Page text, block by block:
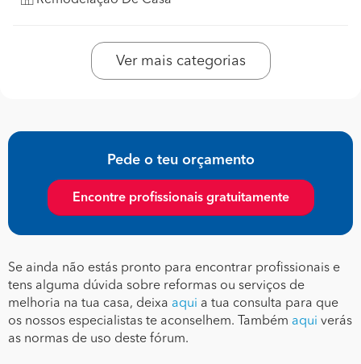
Ver mais categorias
Pede o teu orçamento
Encontre profissionais gratuitamente
Se ainda não estás pronto para encontrar profissionais e
tens alguma dúvida sobre reformas ou serviços de
melhoria na tua casa, deixa aqui a tua consulta para que
os nossos especialistas te aconselhem. Também aqui verás
as normas de uso deste fórum.